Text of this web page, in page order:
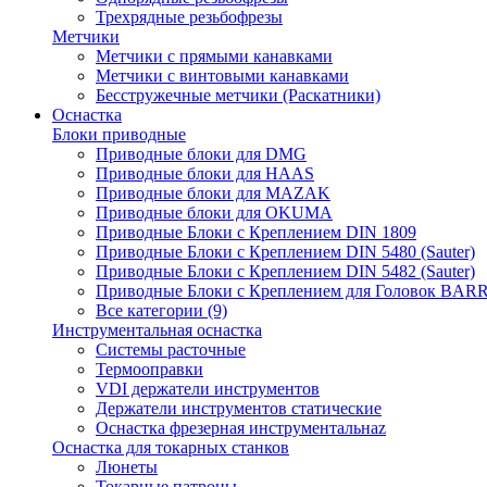
Трехрядные резьбофрезы
Метчики
Метчики с прямыми канавками
Метчики с винтовыми канавками
Бесстружечные метчики (Раскатники)
Оснастка
Блоки приводные
Приводные блоки для DMG
Приводные блоки для HAAS
Приводные блоки для MAZAK
Приводные блоки для OKUMA
Приводные Блоки с Креплением DIN 1809
Приводные Блоки с Креплением DIN 5480 (Sauter)
Приводные Блоки с Креплением DIN 5482 (Sauter)
Приводные Блоки с Креплением для Головок
Все категории (9)
Инструментальная оснастка
Системы расточные
Термооправки
VDI держатели инструментов
Держатели инструментов статические
Оснастка фрезерная инструментальнаz
Оснастка для токарных станков
Люнеты